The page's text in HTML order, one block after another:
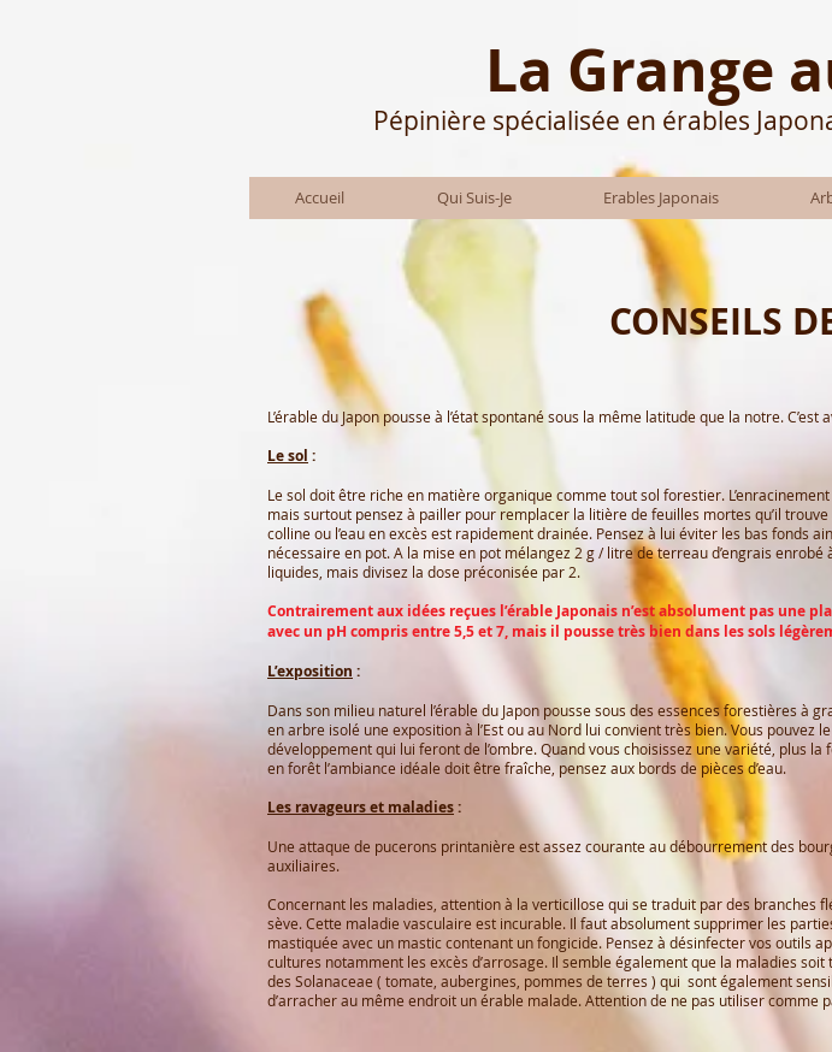
La Grange
Pépinière spécialisée en érables
Accueil Qui Suis-Je Erables Japonais
CONSEILS
L’érable du Japon pousse à l’état spontané sous la même latitude que la notre.
Le sol :
Le sol doit être riche en matière organique comme tout sol forestier.
mais surtout pensez à pailler pour remplacer la litière de feuilles mortes qu’il
colline ou l’eau en excès est rapidement drainée. Pensez à lui éviter les bas fonds
nécessaire en pot. A la mise en pot mélangez 2 g / litre de terreau d’engrais
liquides, mais divisez la dose préconisée par 2.
Contrairement aux idées reçues l’érable Japonais n’est absolument pas une
avec un pH compris entre 5,5 et 7, mais il pousse très bien dans les sols
L’exposition :
Dans son milieu naturel l’érable du Japon pousse sous des essences forestières à
en arbre isolé une exposition à l’Est ou au Nord lui convient très bien. Vous pouvez
développement qui lui feront de l’ombre. Quand vous choisissez une variété, plus
en forêt l’ambiance idéale doit être fraîche, pensez aux bords de pièces d’eau.
Les ravageurs et maladies:
Une attaque de pucerons printanière est assez courante au débourrement des
auxiliaires.
Concernant les maladies, attention à la verticillose qui se traduit par des branches
sève. Cette maladie vasculaire est incurable. Il faut absolument supprimer les
mastiquée avec un mastic contenant un fongicide. Pensez à désinfecter vos outils
cultures notamment les excès d’arrosage. Il semble également que la maladies
des Solanaceae ( tomate, aubergines, pommes de terres ) qui sont également
d’arracher au même endroit un érable malade. Attention de ne pas utiliser comme